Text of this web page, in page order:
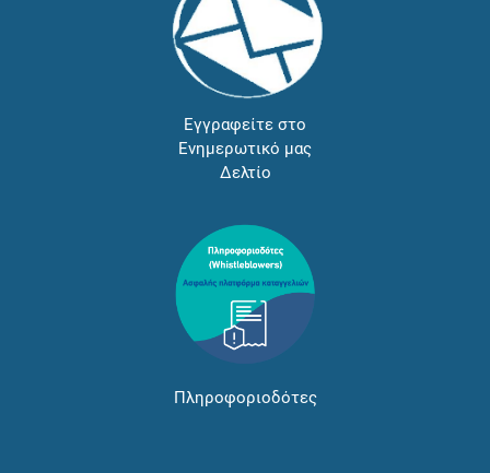
Εγγραφείτε στο
Ενημερωτικό μας
Δελτίο
Πληροφοριοδότες